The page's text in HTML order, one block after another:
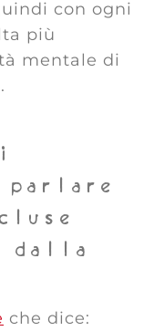
con ogni
più
mentale di
dalla
che dice: